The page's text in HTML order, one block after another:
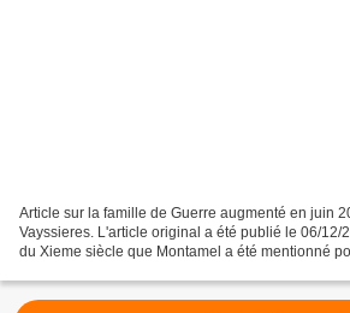
Article sur la famille de Guerre augmenté en juin
Vayssieres. L'article original a été publié le 06/12/
du Xieme siècle que Montamel a été mentionné